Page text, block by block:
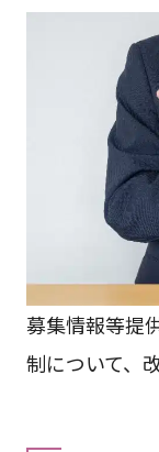
募集情報等提
制について、